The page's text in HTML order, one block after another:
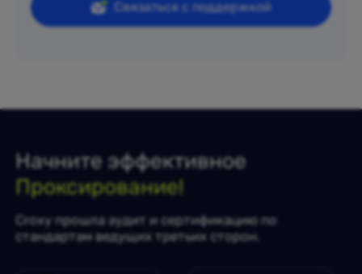
Связаться с поддержкой
Начните эффективное
Проксирование!
Croxy прошла аудит и сертификацию по
стандартам ведущих третьих сторон.